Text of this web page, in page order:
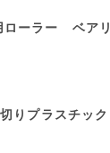
ーラー ベアリ
りプラスチック